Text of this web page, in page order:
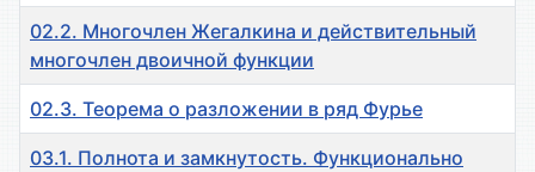
02.2. Многочлен Жегалкина и действительный
многочлен двоичной функции
02.3. Теорема о разложении в ряд Фурье
03.1. Полнота и замкнутость. Функционально